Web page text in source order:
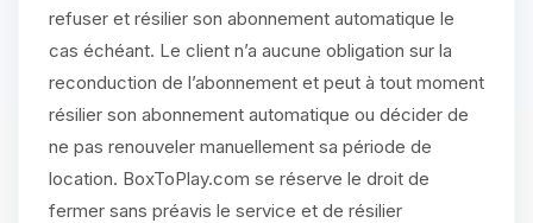
refuser et résilier son abonnement automatique le
cas échéant. Le client n’a aucune obligation sur la
reconduction de l’abonnement et peut à tout moment
résilier son abonnement automatique ou décider de
ne pas renouveler manuellement sa période de
location. BoxToPlay.com se réserve le droit de
fermer sans préavis le service et de résilier